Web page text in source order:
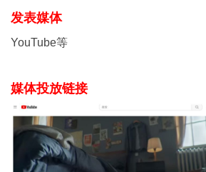
发表媒体
YouTube等
媒体投放链接